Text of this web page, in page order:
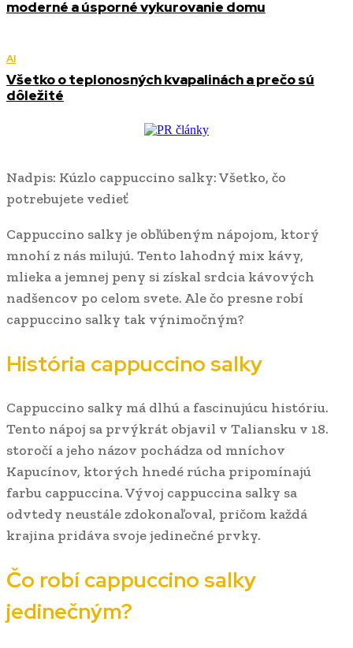
moderné a úsporné vykurovanie domu
AI
Všetko o teplonosných kvapalinách a prečo sú
dôležité
Nadpis: Kúzlo cappuccino salky: Všetko, čo
potrebujete vedieť
Cappuccino salky je obľúbeným nápojom, ktorý
mnohí z nás milujú. Tento lahodný mix kávy,
mlieka a jemnej peny si získal srdcia kávových
nadšencov po celom svete. Ale čo presne robí
cappuccino salky tak výnimočným?
História cappuccino salky
Cappuccino salky má dlhú a fascinujúcu históriu.
Tento nápoj sa prvýkrát objavil v Taliansku v 18.
storočí a jeho názov pochádza od mníchov
Kapucínov, ktorých hnedé rúcha pripomínajú
farbu cappuccina. Vývoj cappuccina salky sa
odvtedy neustále zdokonaľoval, pričom každá
krajina pridáva svoje jedinečné prvky.
Čo robí cappuccino salky
jedinečným?